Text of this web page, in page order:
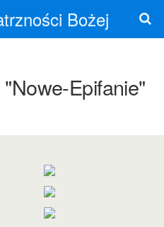
Bożej
Epifanie"